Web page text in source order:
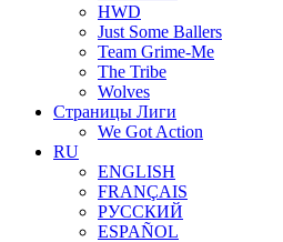
HWD
Just Some Ballers
Team Grime-Me
The Tribe
Wolves
Страницы Лиги
We Got Action
RU
ENGLISH
FRANÇAIS
РУССКИЙ
ESPAÑOL